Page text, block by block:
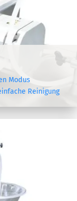
Modus
Reinigung